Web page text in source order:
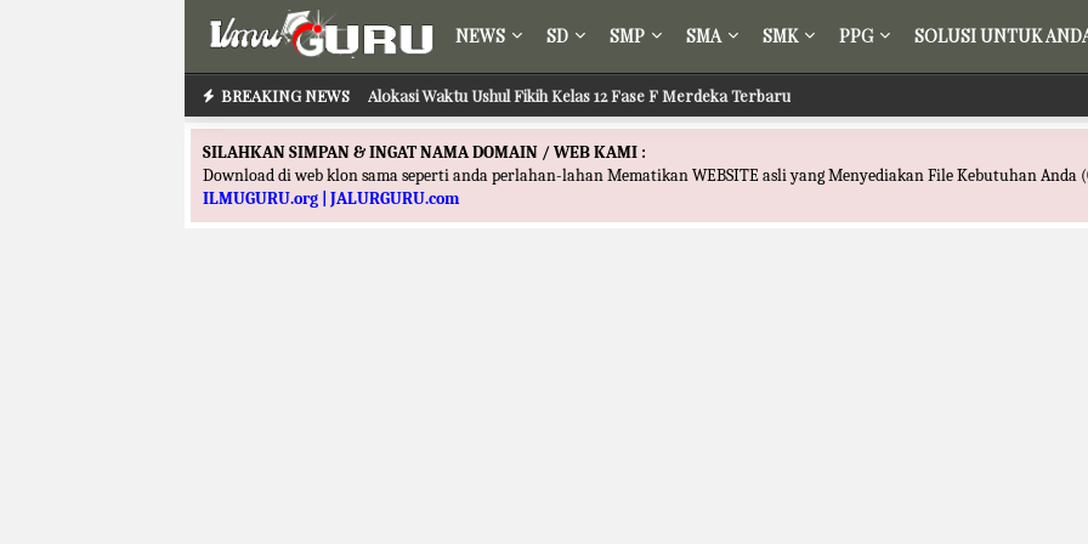
NEWS SD SMP SMA SMK PPG SOLUSI UNTUK
BREAKING NEWS Alokasi Waktu Ushul Fikih Kelas 12 Fase F Merdeka Terbaru
SILAHKAN SIMPAN & INGAT NAMA DOMAIN / WEB KAMI :
Download di web klon sama seperti anda perlahan-lahan Mematikan WEBSITE asli yang Menyediakan File Kebutuhan Anda
ILMUGURU.org | JALURGURU.com